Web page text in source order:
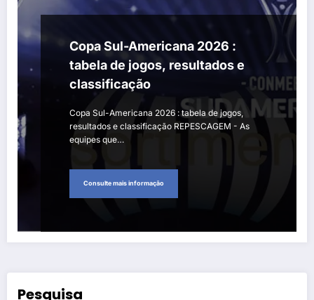
Copa Sul-Americana 2026 :
tabela de jogos, resultados e
classificação
Copa Sul-Americana 2026 : tabela de jogos,
resultados e classificação REPESCAGEM - As
equipes que…
Consulte mais informação
Pesquisa